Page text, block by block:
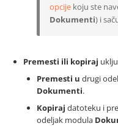
opcije koju ste
Dokumenti) i
Premesti ili kopiraj
Premesti u drugi
Dokumenti.
Kopiraj datoteku i
odeljak modula